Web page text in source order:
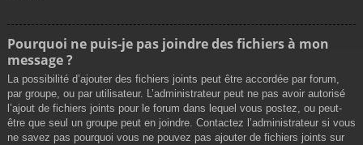
Pourquoi ne puis-je pas joindre des fichiers à mon
message ?
La possibilité d’ajouter des fichiers joints peut être accordée par forum,
par groupe, ou par utilisateur. L’administrateur peut ne pas avoir autorisé
l’ajout de fichiers joints pour le forum dans lequel vous postez, ou peut-
être que seul un groupe peut en joindre. Contactez l’administrateur si vous
ne savez pas pourquoi vous ne pouvez pas ajouter de fichiers joints sur